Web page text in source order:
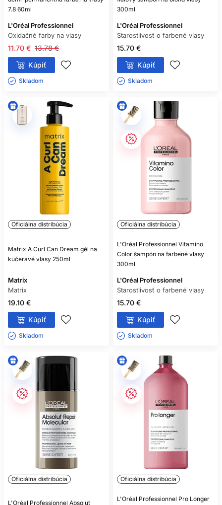
7.8 60ml
L'Oréal Professionnel
Oxidačné farby na vlasy
13.78 €
11.70 €
Kúpiť
Skladom ㅤ
300ml
L'Oréal Professionnel
Starostlivosť o farbené vlasy
15.70 €
Kúpiť
Skladom ㅤ
Oficiálna distribúcia
Matrix A Curl Can Dream gél na
kučeravé vlasy 250ml
Matrix
Matrix
19.10 €
Kúpiť
Skladom ㅤ
Oficiálna distribúcia
L'Oréal Professionnel Vitamino
Color šampón na farbené vlasy
300ml
L'Oréal Professionnel
Starostlivosť o farbené vlasy
15.70 €
Kúpiť
Skladom ㅤ
Oficiálna distribúcia
L'Oréal Professionnel Absolut
Oficiálna distribúcia
L'Oréal Professionnel Pro Longer